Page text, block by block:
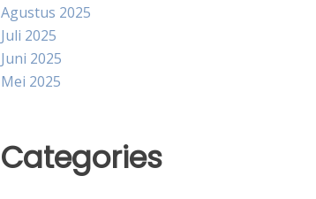
Agustus 2025
Juli 2025
Juni 2025
Mei 2025
Categories